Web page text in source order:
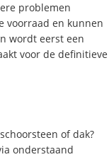
problemen
voorraad en kunnen
wordt eerst een
voor de definitieve
of dak?
onderstaand